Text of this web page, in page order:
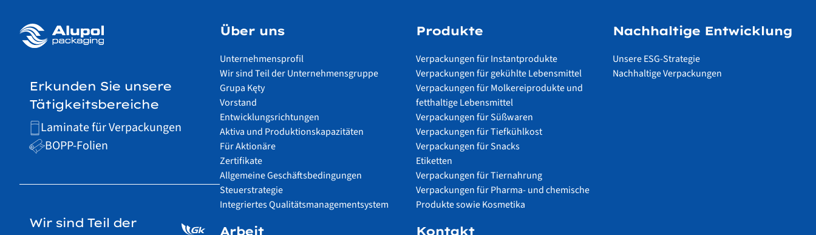
Erkunden Sie unsere
Tätigkeitsbereiche
Laminate für Verpackungen
BOPP-Folien
Wir sind Teil der
Über uns
Unternehmensprofil
Wir sind Teil der Unternehmensgruppe
Grupa Kęty
Vorstand
Entwicklungsrichtungen
Aktiva und Produktionskapazitäten
Für Aktionäre
Zertifikate
Allgemeine Geschäftsbedingungen
Steuerstrategie
Integriertes Qualitätsmanagementsystem
Produkte
Verpackungen für Instantprodukte
Verpackungen für gekühlte Lebensmittel
Verpackungen für Molkereiprodukte und
fetthaltige Lebensmittel
Verpackungen für Süßwaren
Verpackungen für Tiefkühlkost
Verpackungen für Snacks
Etiketten
Verpackungen für Tiernahrung
Verpackungen für Pharma- und chemische
Produkte sowie Kosmetika
Nachhaltige Entwicklung
Unsere ESG-Strategie
Nachhaltige Verpackungen
Arbeit Kontakt